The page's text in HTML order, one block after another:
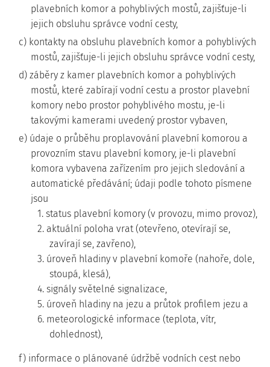
plavebních komor a pohyblivých mostů, zajišťuje-li
jejich obsluhu správce vodní cesty,
c) kontakty na obsluhu plavebních komor a pohyblivých
mostů, zajišťuje-li jejich obsluhu správce vodní cesty,
d) záběry z kamer plavebních komor a pohyblivých
mostů, které zabírají vodní cestu a prostor plavební
komory nebo prostor pohyblivého mostu, je-li
takovými kamerami uvedený prostor vybaven,
e) údaje o průběhu proplavování plavební komorou a
provozním stavu plavební komory, je-li plavební
komora vybavena zařízením pro jejich sledování a
automatické předávání; údaji podle tohoto písmene
jsou
1. status plavební komory (v provozu, mimo provoz),
2. aktuální poloha vrat (otevřeno, otevírají se,
zavírají se, zavřeno),
3. úroveň hladiny v plavební komoře (nahoře, dole,
stoupá, klesá),
4. signály světelné signalizace,
5. úroveň hladiny na jezu a průtok profilem jezu a
6. meteorologické informace (teplota, vítr,
dohlednost),
f) informace o plánované údržbě vodních cest nebo